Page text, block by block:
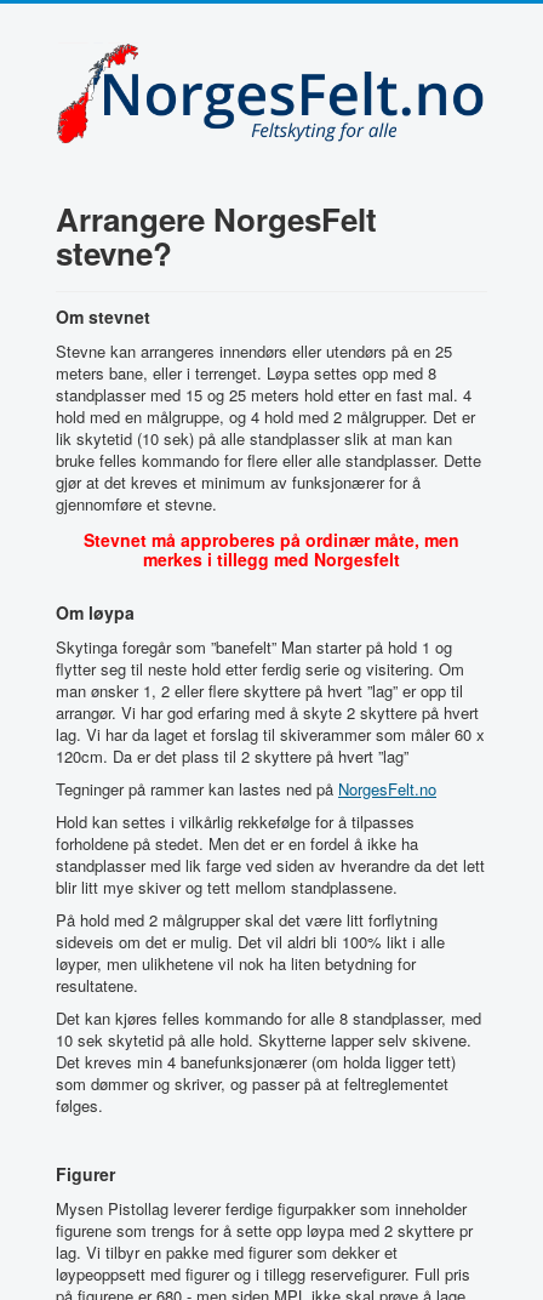
Arrangere NorgesFelt
stevne?
Om stevnet
Stevne kan arrangeres innendørs eller utendørs på en 25
meters bane, eller i terrenget. Løypa settes opp med 8
standplasser med 15 og 25 meters hold etter en fast mal. 4
hold med en målgruppe, og 4 hold med 2 målgrupper. Det er
lik skytetid (10 sek) på alle standplasser slik at man kan
bruke felles kommando for flere eller alle standplasser. Dette
gjør at det kreves et minimum av funksjonærer for å
gjennomføre et stevne.
Stevnet må approberes på ordinær måte, men
merkes i tillegg med Norgesfelt
Om løypa
Skytinga foregår som ”banefelt” Man starter på hold 1 og
flytter seg til neste hold etter ferdig serie og visitering. Om
man ønsker 1, 2 eller flere skyttere på hvert ”lag” er opp til
arrangør. Vi har god erfaring med å skyte 2 skyttere på hvert
lag. Vi har da laget et forslag til skiverammer som måler 60 x
120cm. Da er det plass til 2 skyttere på hvert ”lag”
Tegninger på rammer kan lastes ned på NorgesFelt.no
Hold kan settes i vilkårlig rekkefølge for å tilpasses
forholdene på stedet. Men det er en fordel å ikke ha
standplasser med lik farge ved siden av hverandre da det lett
blir litt mye skiver og tett mellom standplassene.
På hold med 2 målgrupper skal det være litt forflytning
sideveis om det er mulig. Det vil aldri bli 100% likt i alle
løyper, men ulikhetene vil nok ha liten betydning for
resultatene.
Det kan kjøres felles kommando for alle 8 standplasser, med
10 sek skytetid på alle hold. Skytterne lapper selv skivene.
Det kreves min 4 banefunksjonærer (om holda ligger tett)
som dømmer og skriver, og passer på at feltreglementet
følges.
Figurer
Mysen Pistollag leverer ferdige figurpakker som inneholder
figurene som trengs for å sette opp løypa med 2 skyttere pr
lag. Vi tilbyr en pakke med figurer som dekker et
løypeoppsett med figurer og i tillegg reservefigurer. Full pris
på figurene er 680,- men siden MPL ikke skal prøve å lage